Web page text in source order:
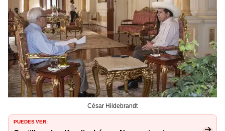
César Hildebrandt
PUEDES VER: